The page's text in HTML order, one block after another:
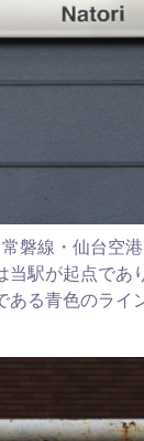
磐線・仙台空
駅が起点であ
る青色のライ